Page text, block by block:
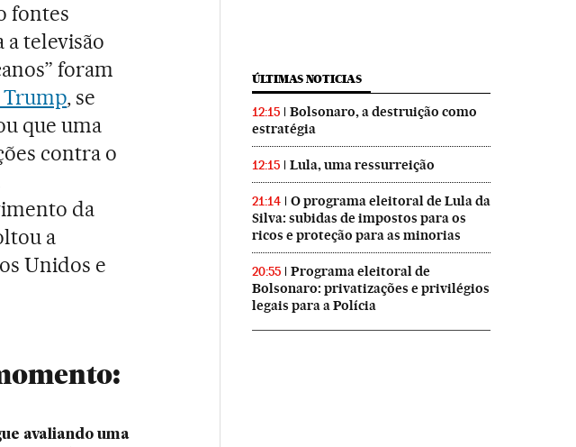
fontes
a televisão
foram
, se
que uma
contra o
da
a
Unidos e
avaliando uma
ÚLTIMAS NOTICIAS
12:15
Bolsonaro, a destruição como
estratégia
12:15 Lula, uma ressurreição
21:14
O programa eleitoral de Lula da
Silva: subidas de impostos para os
ricos e proteção para as minorias
20:55
Programa eleitoral de
Bolsonaro: privatizações e privilégios
legais para a Polícia